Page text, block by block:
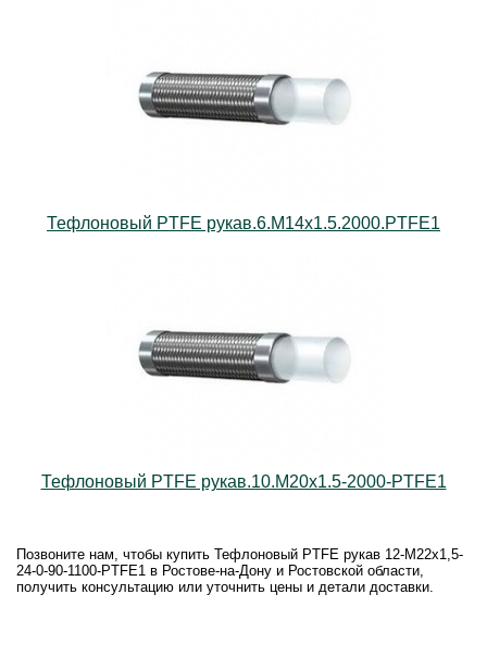
Тефлоновый PTFE рукав.6.М14х1.5.2000.PTFE1
Тефлоновый PTFE рукав.10.М20х1.5-2000-PTFE1
Позвоните нам, чтобы купить Тефлоновый PTFE рукав 12-М22х1,5-
24-0-90-1100-PTFE1 в Ростове-на-Дону и Ростовской области,
получить консультацию или уточнить цены и детали доставки.